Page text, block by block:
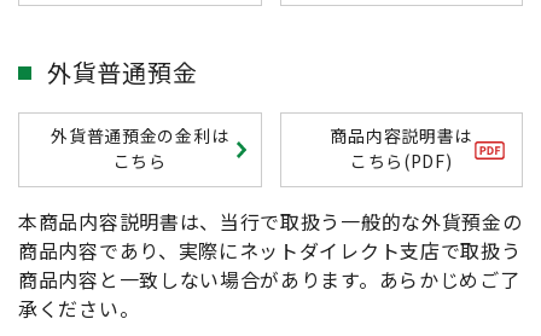
外貨普通預金
外貨普通預金の金利は
こちら
商品内容説明書は
こちら(PDF)
本商品内容説明書は、当行で取扱う一般的な外貨預金の
商品内容であり、実際にネットダイレクト支店で取扱う
商品内容と一致しない場合があります。あらかじめご了
承ください。